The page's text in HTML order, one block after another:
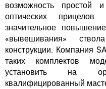
возможность простой
оптических
значительное
«вывешивания»
конструкции. Компания
таких комплектов
установить на
квалифицированный